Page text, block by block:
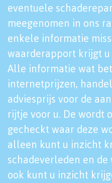
eventuele
meegenomen in ons
enkele informatie
waarderapport krijgt
Alle informatie wat
internetprijzen,
adviesprijs voor de
rijtje voor u. De wordt
gecheckt waar deze
alleen kunt u inzicht
schadeverleden en de
ook kunt u inzicht